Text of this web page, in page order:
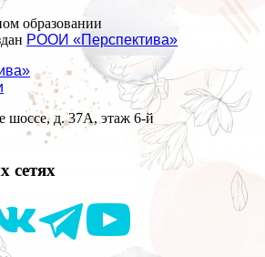
образовании
РООИ «Перспектива»
шоссе, д. 37А, этаж 6-й
сетях